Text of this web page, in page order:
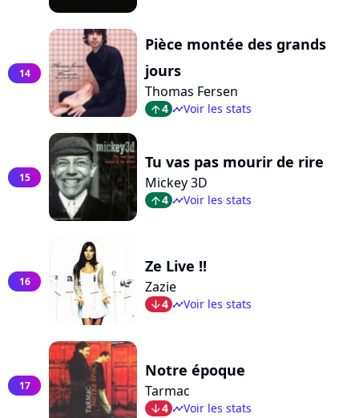
14
Pièce montée des grands
jours
Thomas Fersen
arrow_top4 timelineVoir les stats
15
Tu vas pas mourir de rire
Mickey 3D
arrow_top4 timelineVoir les stats
16
Ze Live !!
Zazie
arrow_bot4 timelineVoir les stats
17
Notre époque
Tarmac
arrow_bot4 timelineVoir les stats